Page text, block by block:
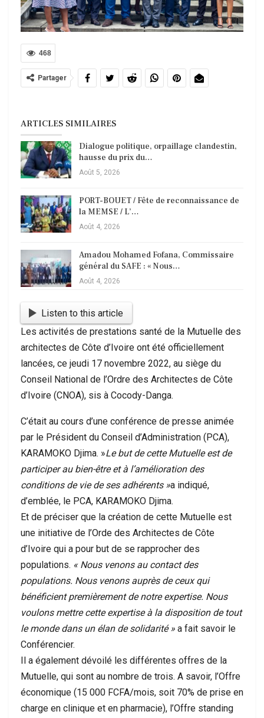
468
Partager
ARTICLES SIMILAIRES
Dialogue politique, orpaillage clandestin,
hausse du prix du…
Août 5, 2026
PORT-BOUET / Fête de reconnaissance de
la MEMSE / L’…
Août 4, 2026
Amadou Mohamed Fofana, Commissaire
général du SAFE : « Nous…
Août 4, 2026
Listen to this article
Les activités de prestations santé de la Mutuelle des
architectes de Côte d’Ivoire ont été officiellement
lancées, ce jeudi 17 novembre 2022, au siège du
Conseil National de l’Ordre des Architectes de Côte
d’Ivoire (CNOA), sis à Cocody-Danga.
C’était au cours d’une conférence de presse animée
par le Président du Conseil d’Administration (PCA),
KARAMOKO Djima. »Le but de cette Mutuelle est de
participer au bien-être et à l’amélioration des
conditions de vie de ses adhérents »a indiqué,
d’emblée, le PCA, KARAMOKO Djima.
Et de préciser que la création de cette Mutuelle est
une initiative de l’Orde des Architectes de Côte
d’Ivoire qui a pour but de se rapprocher des
populations. « Nous venons au contact des
populations. Nous venons auprès de ceux qui
bénéficient premièrement de notre expertise. Nous
voulons mettre cette expertise à la disposition de tout
le monde dans un élan de solidarité » a fait savoir le
Conférencier.
Il a également dévoilé les différentes offres de la
Mutuelle, qui sont au nombre de trois. A savoir, l’Offre
économique (15 000 FCFA/mois, soit 70% de prise en
charge en clinique et en pharmacie), l’Offre standing